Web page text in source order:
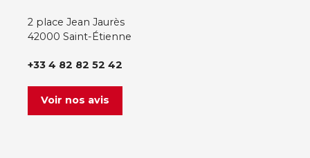
2 place Jean Jaurès
42000 Saint-Étienne
+33 4 82 82 52 42
Voir nos avis